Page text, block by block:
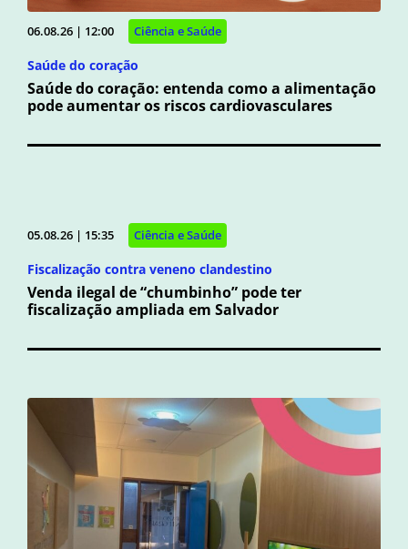
06.08.26 | 12:00 Ciência e Saúde
Saúde do coração
Saúde do coração: entenda como a alimentação
pode aumentar os riscos cardiovasculares
05.08.26 | 15:35 Ciência e Saúde
Fiscalização contra veneno clandestino
Venda ilegal de “chumbinho” pode ter
fiscalização ampliada em Salvador